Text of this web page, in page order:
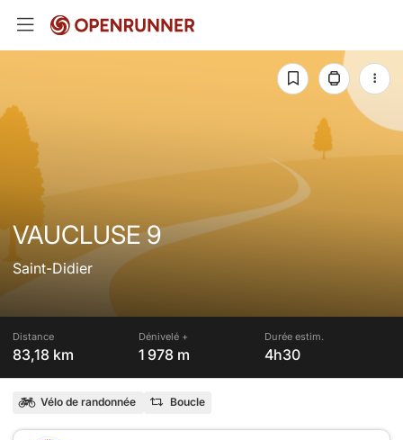
VAUCLUSE 9
Saint-Didier
Distance
83,18 km
Dénivelé +
1 978 m
Durée estim.
4h30
Vélo de randonnée Boucle